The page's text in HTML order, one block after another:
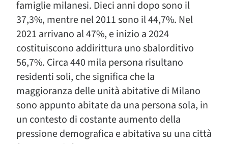
famiglie milanesi. Dieci anni dopo sono il
37,3%, mentre nel 2011 sono il 44,7%. Nel
2021 arrivano al 47%, e inizio a 2024
costituiscono addirittura uno sbalorditivo
56,7%. Circa 440 mila persona risultano
residenti soli, che significa che la
maggioranza delle unità abitative di Milano
sono appunto abitate da una persona sola, in
un contesto di costante aumento della
pressione demografica e abitativa su una città